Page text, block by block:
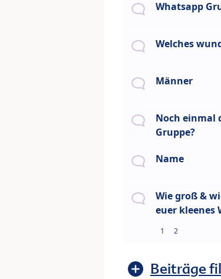
Whatsapp
Welches
Männer
Noch einmal
Gruppe?
Name
Wie groß &
euer kleenes
1 2
Beiträge